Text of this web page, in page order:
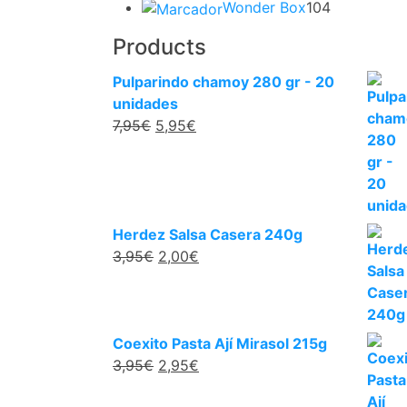
Wonder Box104104
Products
Pulparindo chamoy 280 gr - 20
unidades
7,95€ El
5,95€
Herdez Salsa Casera 240g
3,95€ El
3,95€.
2,00€
2,00€.
Coexito Pasta Ají Mirasol 215g
3,95€ El
2,95€